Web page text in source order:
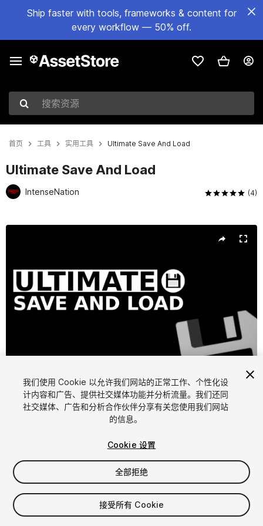
Ship faster with tools, frameworks & content for
every workflow — 50% off.
搜索资源
首页 工具 实用工具 Ultimate Save And Load
Ultimate Save And Load
IntenseNation (4)
1/5
$4.99
席位
我们使用 Cookie 以允许我们网站的正常工作、个性化设
计内容和广告、提供社交媒体功能并分析流量。我们还同
社交媒体、广告和分析合作伙伴分享有关您使用我们网站
的信息。
Cookie 设置
全部拒绝
接受所有 Cookie